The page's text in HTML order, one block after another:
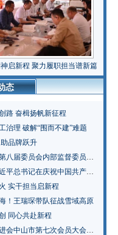
启新程 聚力履职担当谱新篇
态
路 奋楫扬帆新征程
治理 破解“围而不建”难题
品牌跃升
委员会内部监督委员会召开第一次会议
庆祝中国共产党成立105周年大会上的重要讲话精神
实干担当启新程
！王瑞琛带队征战雪域高原
同心共赴新程
中山市第七次会员大会召开